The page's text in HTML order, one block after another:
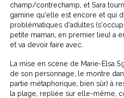
champ/contrechamp, et Sara
gamine qu’elle est encore et qui
problématiques d’adultes
petite maman, en premier lieu) a
et va devoir faire avec.
La mise en scène de Marie-Elsa
de son personnage, le montre
partie métaphorique, bien sûr) à
la plage, repliée sur elle-même,